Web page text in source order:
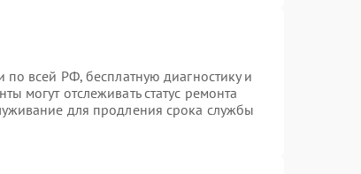
по всей РФ, бесплатную диагностику и
могут отслеживать статус ремонта
для продления срока службы